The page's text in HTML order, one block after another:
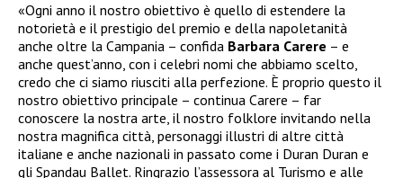
«Ogni anno il nostro obiettivo è quello di estendere la
notorietà e il prestigio del premio e della napoletanità
anche oltre la Campania – confida Barbara Carere – e
anche quest’anno, con i celebri nomi che abbiamo scelto,
credo che ci siamo riusciti alla perfezione. È proprio questo il
nostro obiettivo principale – continua Carere – far
conoscere la nostra arte, il nostro folklore invitando nella
nostra magnifica città, personaggi illustri di altre città
italiane e anche nazionali in passato come i Duran Duran e
gli Spandau Ballet. Ringrazio l’assessora al Turismo e alle